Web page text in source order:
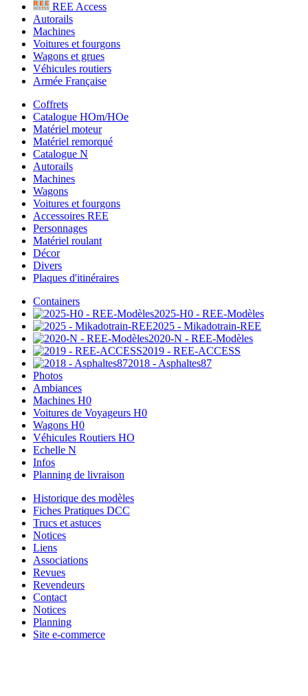
REE Access
Autorails
Machines
Voitures et fourgons
Wagons et grues
Véhicules routiers
Armée Française
Coffrets
Catalogue HOm/HOe
Matériel moteur
Matériel remorqué
Catalogue N
Autorails
Machines
Wagons
Voitures et fourgons
Accessoires REE
Personnages
Matériel roulant
Décor
Divers
Plaques d'itinéraires
Containers
2025-H0 - REE-Modèles
2025 - Mikadotrain-REE
2020-N - REE-Modèles
2019 - REE-ACCESS
2018 - Asphaltes87
Photos
Ambiances
Machines H0
Voitures de Voyageurs H0
Wagons H0
Véhicules Routiers HO
Echelle N
Infos
Planning de livraison
Historique des modèles
Fiches Pratiques DCC
Trucs et astuces
Notices
Liens
Associations
Revues
Revendeurs
Contact
Notices
Planning
Site e-commerce